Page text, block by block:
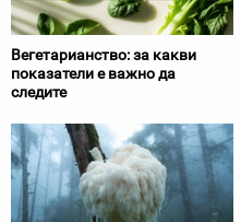
Вегетарианство: за какви
показатели е важно да
следите